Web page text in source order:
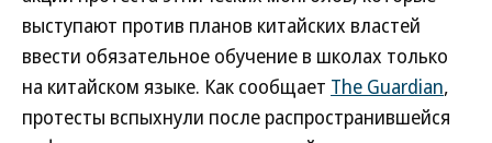
выступают против планов китайских властей
ввести обязательное обучение в школах только
на китайском языке. Как сообщает The Guardian,
протесты вспыхнули после распространившейся